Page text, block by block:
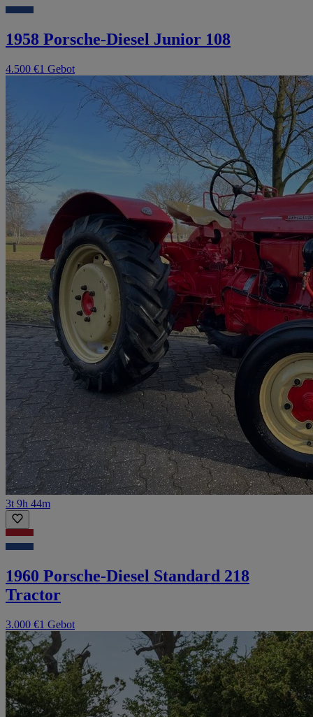
1958 Porsche-Diesel Junior 108
4.500 €1 Gebot
3t 9h 44m
1960 Porsche-Diesel Standard 218
Tractor
3.000 €1 Gebot